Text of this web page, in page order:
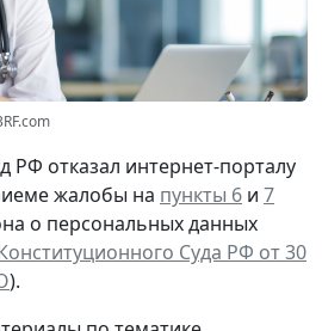
РФ отказал интернет-порталу
жалобы на пункты 6 и 7
о персональных данных
Суда РФ от 30
).